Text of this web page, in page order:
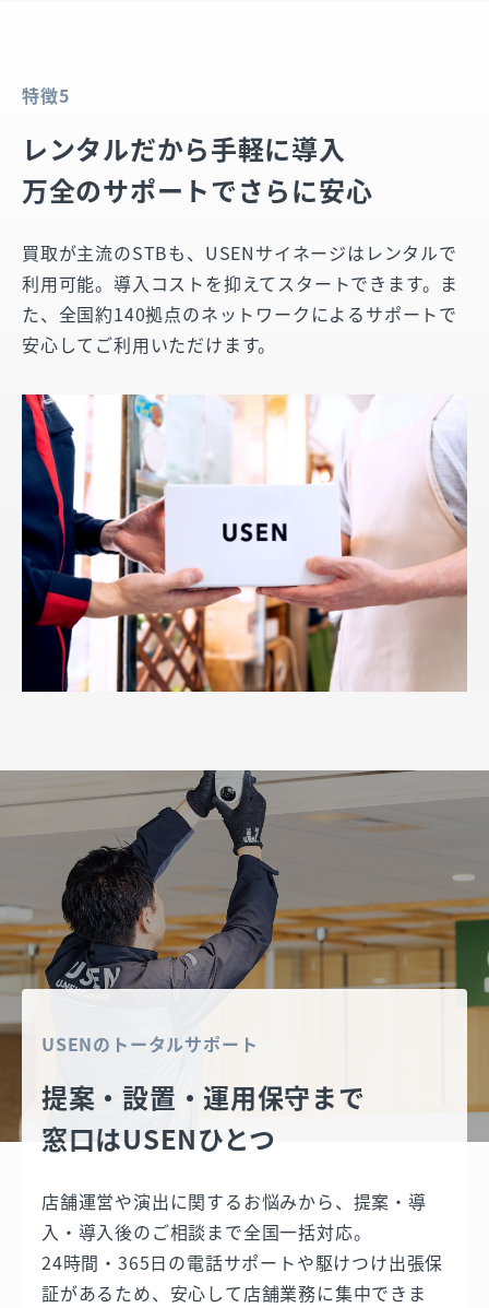
特徴5
レンタルだから手軽に導入
万全のサポートでさらに安心
買取が主流のSTBも、USENサイネージはレンタルで
利用可能。導入コストを抑えてスタートできます。ま
た、全国約140拠点のネットワークによるサポートで
安心してご利用いただけます。
USENのトータルサポート
提案・設置・運用保守まで
窓口はUSENひとつ
店舗運営や演出に関するお悩みから、提案・導
入・導入後のご相談まで全国一括対応。
24時間・365日の電話サポートや駆けつけ出張保
証があるため、安心して店舗業務に集中できま